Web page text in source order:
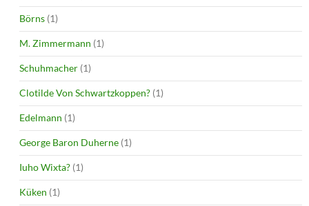
Börns (1)
M. Zimmermann (1)
Schuhmacher (1)
Clotilde Von Schwartzkoppen? (1)
Edelmann (1)
George Baron Duherne (1)
Iuho Wixta? (1)
Küken (1)